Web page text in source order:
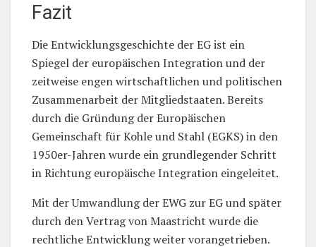
Fazit
Die Entwicklungsgeschichte der EG ist ein
Spiegel der europäischen Integration und der
zeitweise engen wirtschaftlichen und politischen
Zusammenarbeit der Mitgliedstaaten. Bereits
durch die Gründung der Europäischen
Gemeinschaft für Kohle und Stahl (EGKS) in den
1950er-Jahren wurde ein grundlegender Schritt
in Richtung europäische Integration eingeleitet.
Mit der Umwandlung der EWG zur EG und später
durch den Vertrag von Maastricht wurde die
rechtliche Entwicklung weiter vorangetrieben.